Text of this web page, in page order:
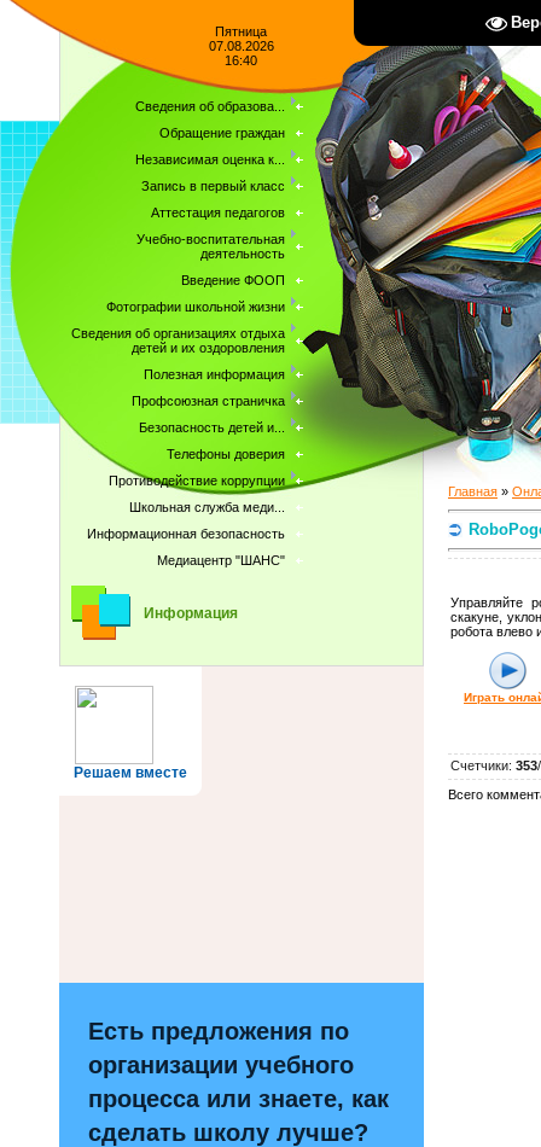
Пятница
07.08.2026
16:40
Сведения об образова...
Обращение граждан
Независимая оценка к...
Запись в первый класс
Аттестация педагогов
Учебно-воспитательная
деятельность
Введение ФООП
Фотографии школьной жизни
Сведения об организациях отдыха
детей и их оздоровления
Полезная информация
Профсоюзная страничка
Безопасность детей и...
Телефоны доверия
Противодействие коррупции
Школьная служба меди...
Информационная безопасность
Медиацентр "ШАНС"
Информация
Решаем вместе
Есть предложения по
организации учебного
процесса или знаете, как
сделать школу лучше?
Главная »
Управляйте
скакуне,
робота влево
Играть
Счетчики: 353/
Всего